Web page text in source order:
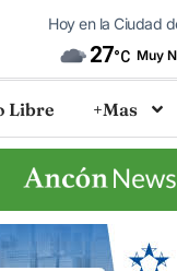
Hoy en la Ciudad
27°C Muy
Libre +Mas